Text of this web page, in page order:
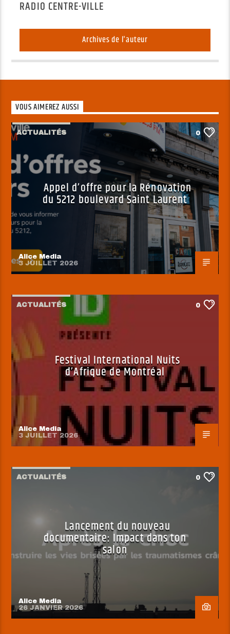
RADIO CENTRE-VILLE
Archives de l'auteur
VOUS AIMEREZ AUSSI
ACTUALITÉS 0
Appel d’offre pour la Rénovation
du 5212 boulevard Saint Laurent
Alice Media
3 JUILLET 2026
ACTUALITÉS 0
Festival International Nuits
d’Afrique de Montréal
Alice Media
3 JUILLET 2026
ACTUALITÉS 0
Lancement du nouveau
documentaire: Impact dans ton
salon
Alice Media
26 JANVIER 2026